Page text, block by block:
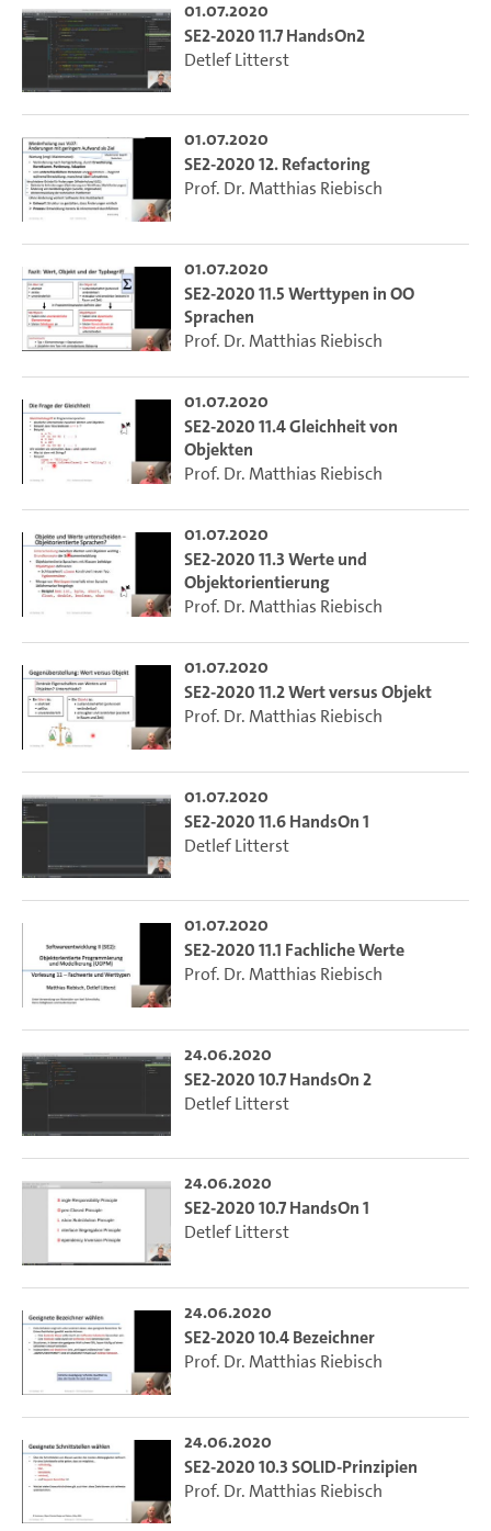
01.07.2020
SE2-2020 11.7 HandsOn2
Detlef Litterst
01.07.2020
SE2-2020 12. Refactoring
Prof. Dr. Matthias Riebisch
01.07.2020
SE2-2020 11.5 Werttypen in OO
Sprachen
Prof. Dr. Matthias Riebisch
01.07.2020
SE2-2020 11.4 Gleichheit von
Objekten
Prof. Dr. Matthias Riebisch
01.07.2020
SE2-2020 11.3 Werte und
Objektorientierung
Prof. Dr. Matthias Riebisch
01.07.2020
SE2-2020 11.2 Wert versus Objekt
Prof. Dr. Matthias Riebisch
01.07.2020
SE2-2020 11.6 HandsOn 1
Detlef Litterst
01.07.2020
SE2-2020 11.1 Fachliche Werte
Prof. Dr. Matthias Riebisch
24.06.2020
SE2-2020 10.7 HandsOn 2
Detlef Litterst
24.06.2020
SE2-2020 10.7 HandsOn 1
Detlef Litterst
24.06.2020
SE2-2020 10.4 Bezeichner
Prof. Dr. Matthias Riebisch
24.06.2020
SE2-2020 10.3 SOLID-Prinzipien
Prof. Dr. Matthias Riebisch